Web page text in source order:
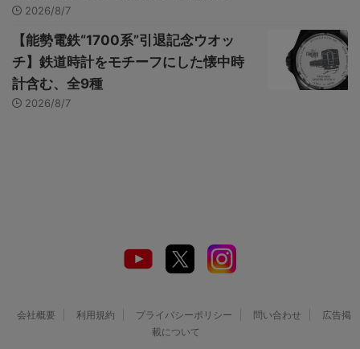
2026/8/7
【能勢電鉄“1700系”引退記念ウオッ
チ】鉄道時計をモチーフにした懐中時
計含む、全9種
2026/8/7
会社概要 利用規約 プライバシーポリシー 問い合わせ
広告掲
載について